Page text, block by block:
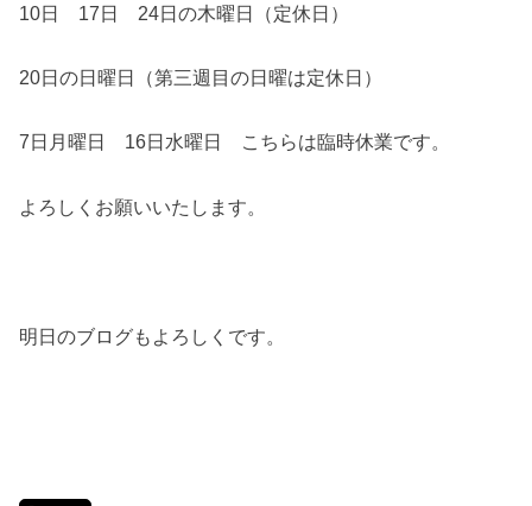
10日 17日 24日の木曜日（定休日）
20日の日曜日（第三週目の日曜は定休日）
7日月曜日 16日水曜日 こちらは臨時休業です。
よろしくお願いいたします。
明日のブログもよろしくです。